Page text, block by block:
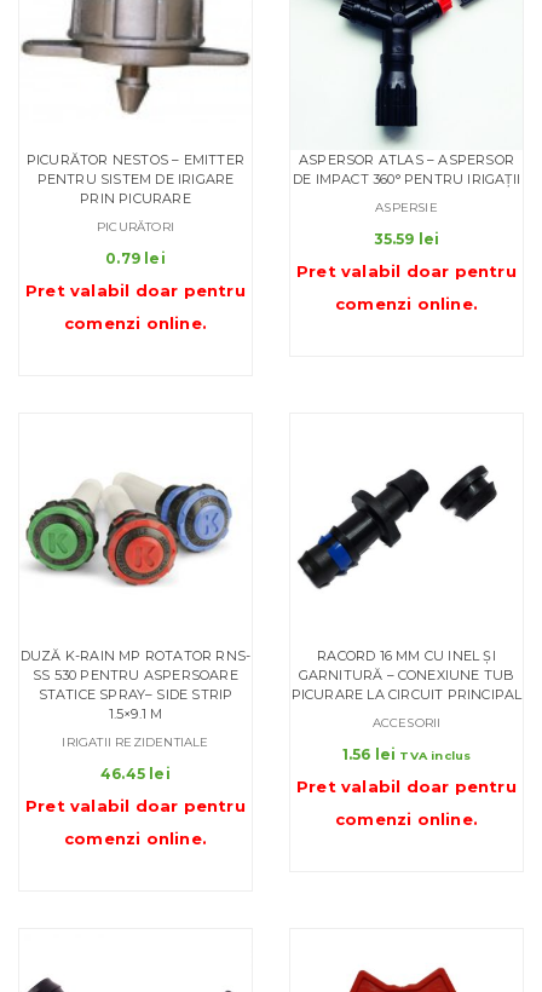
PICURĂTOR NESTOS – EMITTER
PENTRU SISTEM DE IRIGARE
PRIN PICURARE
PICURĂTORI
0.79 lei
Pret valabil doar pentru
comenzi online.
ASPERSOR ATLAS – ASPERSOR
DE IMPACT 360° PENTRU IRIGAȚII
ASPERSIE
35.59 lei
Pret valabil doar pentru
comenzi online.
DUZĂ K-RAIN MP ROTATOR RNS-
SS 530 PENTRU ASPERSOARE
STATICE SPRAY– SIDE STRIP
1.5×9.1 M
IRIGATII REZIDENTIALE
46.45 lei
Pret valabil doar pentru
comenzi online.
RACORD 16 MM CU INEL ȘI
GARNITURĂ – CONEXIUNE TUB
PICURARE LA CIRCUIT PRINCIPAL
ACCESORII
1.56 lei TVA inclus
Pret valabil doar pentru
comenzi online.